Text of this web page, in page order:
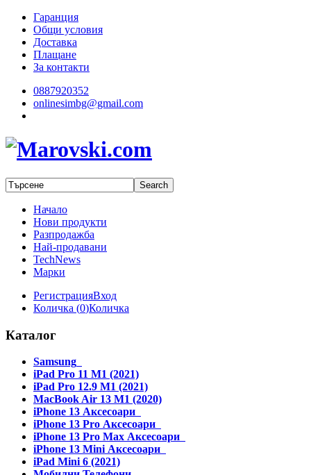
Гаранция
Общи условия
Доставка
Плащане
За контакти
0887920352
onlinesimbg@gmail.com
Начало
Нови продукти
Разпродажба
Най-продавани
TechNews
Марки
РегистрацияВход
Количка (0)Количка
Каталог
Samsung
iPad Pro 11 M1 (2021)
iPad Pro 12.9 M1 (2021)
MacBook Air 13 M1 (2020)
iPhone 13 Аксесоари
iPhone 13 Pro Аксесоари
iPhone 13 Pro Max Аксесоари
iPhone 13 Mini Аксесоари
iPad Mini 6 (2021)